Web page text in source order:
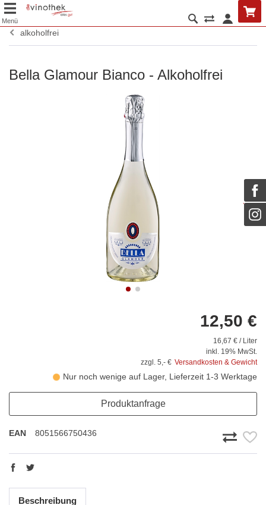
Menü
alkoholfrei
Bella Glamour Bianco - Alkoholfrei
12,50 €
16,67 € / Liter
inkl. 19% MwSt.
zzgl. 5,- € Versandkosten & Gewicht
Nur noch wenige auf Lager, Lieferzeit 1-3 Werktage
Produktanfrage
EAN 8051566750436
Beschreibung